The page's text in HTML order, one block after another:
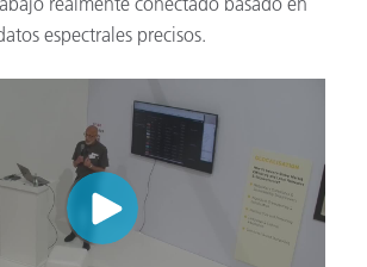
espectrales precisos.